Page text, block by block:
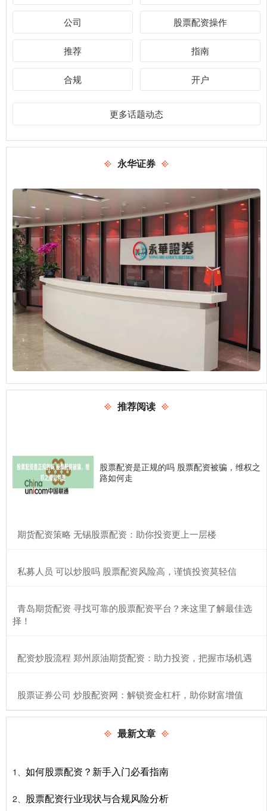
公司 股票配资操作
推荐 指南
合规 开户
更多话题动态
永华证券
推荐阅读
股票配资是正规的吗 股票配资被骗，维权之
路如何走
​期货配资策略 无锡股票配资：助你投资更上一层楼
​私募人员 可以炒股吗 股票配资风险高，谨慎投资莫轻信
​青岛期货配资 寻找可靠的股票配资平台？来这里了解最佳选
择！
​配资炒股流程 郑州原油期货配资：助力投资，把握市场机遇
​股票证券公司 炒股配资网：解锁资金杠杆，助你财富增值
最新文章
1、 如何股票配资？新手入门必看指南
2、 股票配资行业现状与合规风险分析